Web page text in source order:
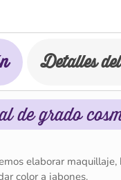
Detalles
de grado
elaborar
color a jabones.